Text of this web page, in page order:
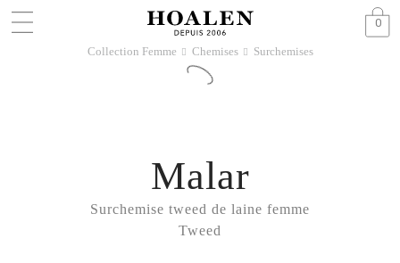
0
Collection Femme 􀆊 Chemises 􀆊 Surchemises
Surchemise tweed de laine femme
Tweed
Malar